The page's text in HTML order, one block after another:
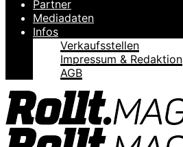
Partner
Mediadaten
Infos
Verkaufsstellen
Impressum & Redaktion
AGB